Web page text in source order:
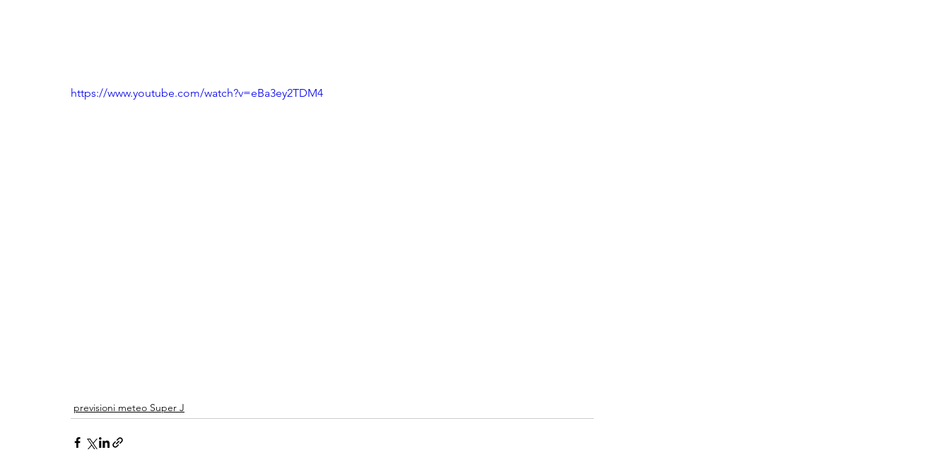
https://www.youtube.com/watch?v=eBa3ey2TDM4
previsioni meteo Super J